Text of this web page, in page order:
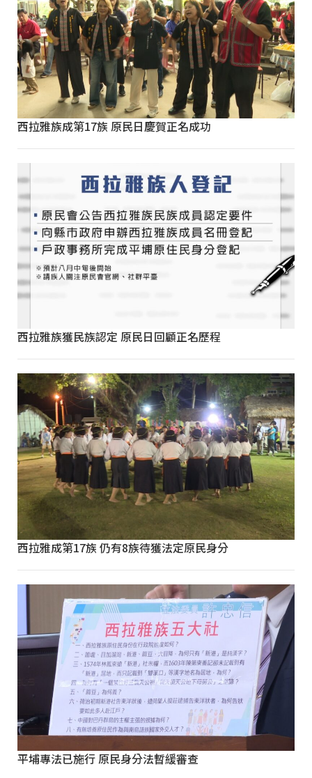
西拉雅族成第17族 原民日慶賀正名成功
西拉雅族獲民族認定 原民日回顧正名歷程
西拉雅成第17族 仍有8族待獲法定原民身分
平埔專法已施行 原民身分法暫緩審查